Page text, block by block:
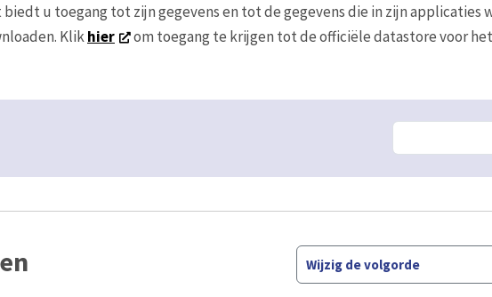
u toegang tot zijn gegevens en tot de gegevens die in zijn applicaties
Klikhier om toegang te krijgen tot de officiële datastore voor
Wijzig de volgorde